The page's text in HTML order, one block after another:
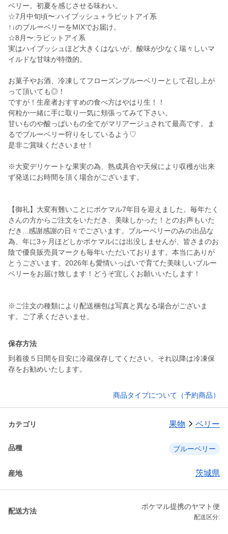
ベリー。初夏を感じさせる味わい。
☆7月中旬頃〜:ハイブッシュ＋ラビットアイ系
↑↓のブルーベリーをMIXでお届け。
☆8月〜:ラビットアイ系
実はハイブッシュほど大きくはないが、酸味が少なく瑞々しいマ
イルドな甘味が特徴的。
お菓子やお酒、冷凍してフローズンブルーベリーとして召し上が
って頂いても◎！
ですが！生産者おすすめの食べ方はやはり生！！
何粒か一緒に手に取り一気に頬張ってみて下さい。
甘いものや酸っぱいもの全てがマリアージュされて最高です。ま
るでブルーベリー狩りをしているよう♡
是非ご賞味くださいませ！
※大変デリケートな果実の為、熟成具合や天候により収穫が出来
ず発送にお時間を頂く場合がございます。
【御礼】大変有難いことにポケマル7年目を迎えました。毎年たく
さんの方からご注文をいただき、美味しかった！とのお声もいた
だき...感謝感謝の日々でございます。ブルーベリーのみの出品な
為、年に3ヶ月ほどしかポケマルには出没しませんが、皆さまのお
陰で優良販売員マークも毎年いただいております。本当にありが
とうございます。2026年も愛情いっぱいで育てた美味しいブルー
ベリーをお届け致します！どうぞ宜しくお願いいたします！
※ご注文の種類により配送梱包は写真と異なる場合がございま
す。ご了承くださいませ。
保存方法
到着後５日間を目安に冷蔵保存してください。それ以降は冷凍保
存をお勧めいたします。
商品タイプについて（予約商品）
カテゴリ 果物 ベリー
品種 ブルーベリー
産地 茨城県
配送方法
ポケマル提携のヤマト便
配送区分: